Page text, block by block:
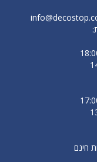
חינם